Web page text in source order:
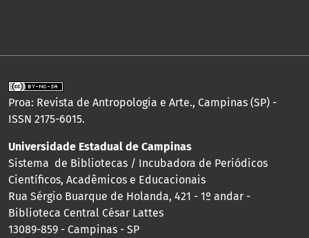
Proa: Revista de Antropologia e Arte., Campinas (SP) -
ISSN 2175-6015.
Universidade Estadual de Campinas
Sistema de Bibliotecas / Incubadora de Periódicos
Científicos, Acadêmicos e Educacionais
Rua Sérgio Buarque de Holanda, 421 - 1º andar -
Biblioteca Central César Lattes
13089-859 - Campinas - SP